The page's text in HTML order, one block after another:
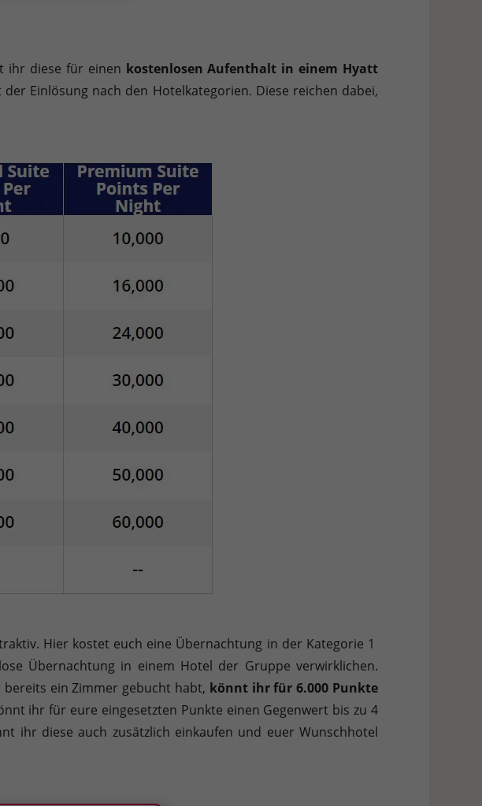
ihr diese für einen kostenlosen Aufenthalt in einem Hyatt
Einlösung nach den Hotelkategorien. Diese reichen dabei,
Hier kostet euch eine Übernachtung in der Kategorie 1
Übernachtung in einem Hotel der Gruppe verwirklichen.
ein Zimmer gebucht habt, könnt ihr für 6.000 Punkte
ihr für eure eingesetzten Punkte einen Gegenwert bis zu 4
ihr diese auch zusätzlich einkaufen und euer Wunschhotel